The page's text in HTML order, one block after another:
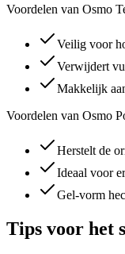
Voordelen van Osmo
Veilig voor
Verwijdert
Makkelijk
Voordelen van Osmo
Herstelt de
Ideaal voor
Gel-vorm
Tips voor het